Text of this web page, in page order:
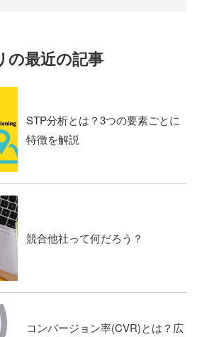
の最近の記事
STP分析とは？3つの要素ごとに
特徴を解説
競合他社って何だろう？
コンバージョン率(CVR)とは？広